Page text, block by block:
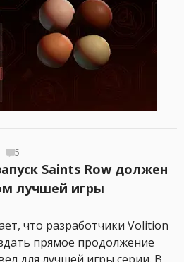
5
Saints Row должен
лучшей игры
что разработчики Volition
прямое продолжение